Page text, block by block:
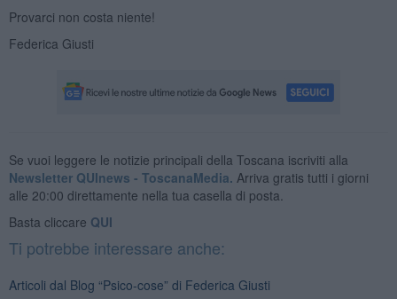
Provarci non costa niente!
Federica Giusti
Se vuoi leggere le notizie principali della Toscana iscriviti alla
Newsletter QUInews - ToscanaMedia. Arriva gratis tutti i giorni
alle 20:00 direttamente nella tua casella di posta.
Basta cliccare QUI
Ti potrebbe interessare anche:
Articoli dal Blog “Psico-cose” di Federica Giusti